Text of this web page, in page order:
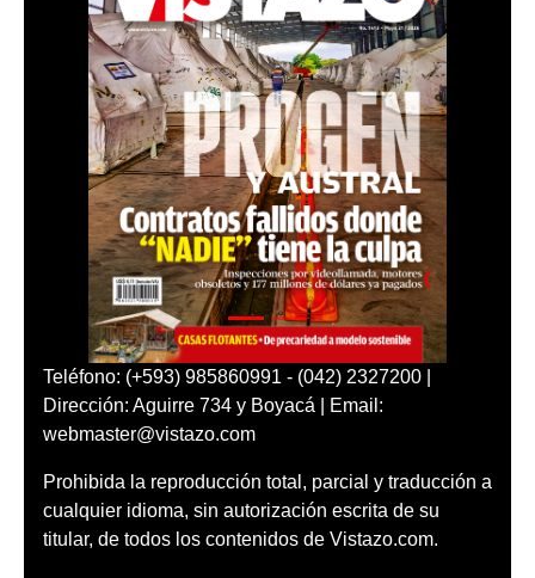
Teléfono: (+593) 985860991 - (042) 2327200 |
Dirección: Aguirre 734 y Boyacá | Email:
webmaster@vistazo.com
Prohibida la reproducción total, parcial y traducción a
cualquier idioma, sin autorización escrita de su
titular, de todos los contenidos de Vistazo.com.